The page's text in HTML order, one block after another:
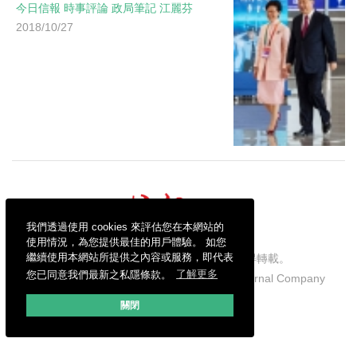
我們透過使用 cookies 來評估您在本網站的
使用情況，為您提供最佳的用戶體驗。 如您
繼續使用本網站所提供之內容或服務，即代表
您已同意我們最新之私隱條款。
了解更多
關閉
今日信報 時事評論 政局筆記 江麗芬
2018/10/27
信報財經新聞有限公司版權所有，不得轉載。
Copyright © 2026 Hong Kong Economic Journal Company
Limited. All rights reserved.